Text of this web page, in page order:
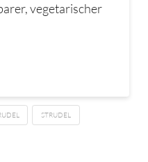
vegetarischer
STRUDEL